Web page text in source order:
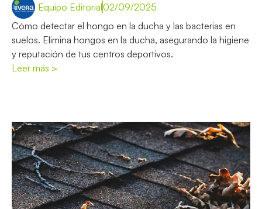
Equipo Editorial02/09/2025
Cómo detectar el hongo en la ducha y las bacterias en
suelos. Elimina hongos en la ducha, asegurando la higiene
y reputación de tus centros deportivos.
Leer más >